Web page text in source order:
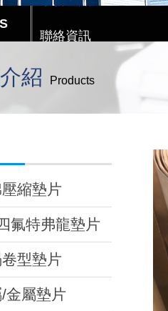
紹 Products
縮墊片
氟特弗龍墊片
型墊片
金屬墊片